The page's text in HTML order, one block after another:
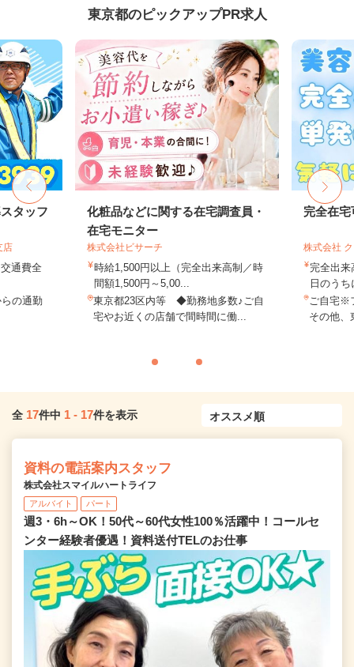
東京都のピックアップPR求人
タッフ
店
通費全
の通勤
化粧品などに関する在宅調査員・
在宅モニター
株式会社ビサーチ
時給1,500円以上（完全出来高制／時
間額1,500円～5,00...
東京都23区内等 ◆勤務地多数♪ご自
宅やお近くの店舗で間時間に働...
完全在
株式会社
完全出
日のう
ご自宅※
その他、
全 17件中 1 - 17件を表示
資料の電話案内スタッフ
株式会社スマイルハートライフ
アルバイト パート
週3・6h～OK！50代～60代女性100％活躍中！コールセ
ンター経験者優遇！資料送付TELのお仕事